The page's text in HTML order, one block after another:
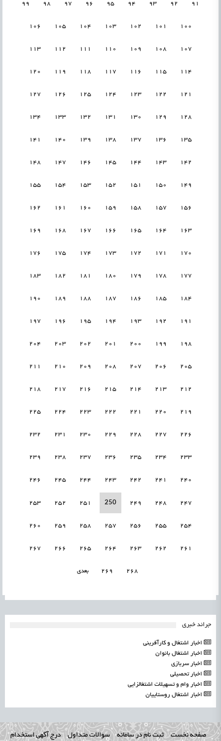
91
92
93
94
95
96
97
98
99
100
101
102
103
104
105
106
107
108
109
110
111
112
113
114
115
116
117
118
119
120
121
122
123
124
125
126
127
128
129
130
131
132
133
134
135
136
137
138
139
140
141
142
143
144
145
146
147
148
149
150
151
152
153
154
155
156
157
158
159
160
161
162
163
164
165
166
167
168
169
170
171
172
173
174
175
176
177
178
179
180
181
182
183
184
185
186
187
188
189
190
191
192
193
194
195
196
197
198
199
200
201
202
203
204
205
206
207
208
209
210
211
212
213
214
215
216
217
218
219
220
221
222
223
224
225
226
227
228
229
230
231
232
233
234
235
236
237
238
239
240
241
242
243
244
245
246
247
248
249
250
251
252
253
254
255
256
257
258
259
260
261
262
263
264
265
266
267
268
269 بعدی
جرائد خبری
اخبار اشتغال و کارآفرینی
اخبار اشتغال بانوان
اخبار سربازی
اخبار تحصیلی
اخبار وام و تسهیلات اشتغالزایی
اخبار اشتغال روستاییان
صفحه نخست ثبت نام در سامانه سوالات متداول
درج آگهی استخدام